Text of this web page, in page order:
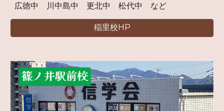
広徳中 川中島中 更北中
松代中 など
稲里校HP